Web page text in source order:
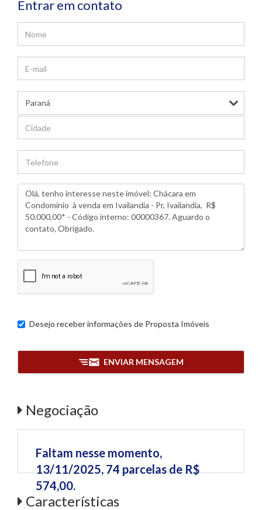
Entrar em contato
Desejo receber informações de Proposta Imóveis
ENVIAR MENSAGEM
Negociação
Faltam nesse momento,
13/11/2025, 74 parcelas de R$
574,00.
Características